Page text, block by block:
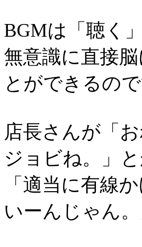
BGMは「聴く
無意識に直接
とができるので
店長さんが「
ジョビね。」と
「適当に有線
いーんじゃん